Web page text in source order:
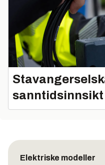
Elektriske modeller